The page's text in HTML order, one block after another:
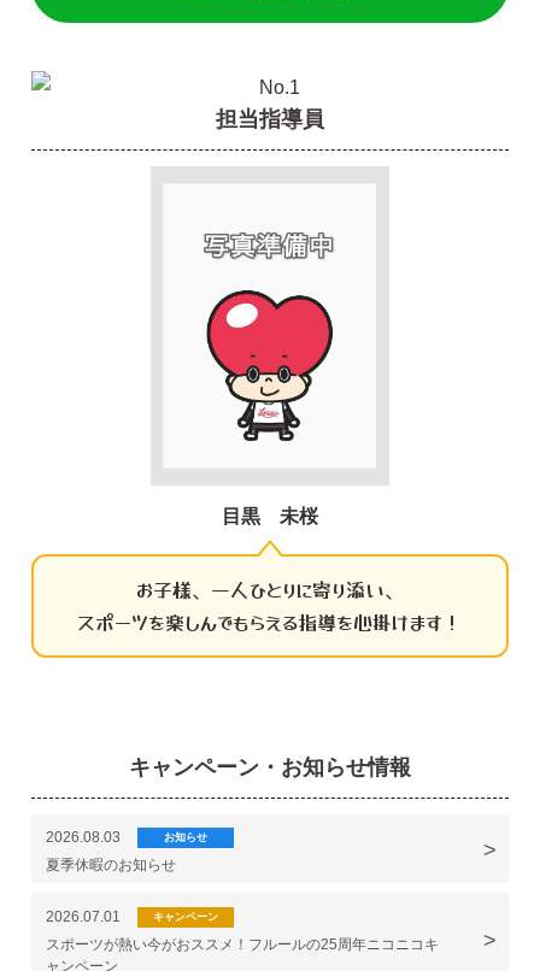
担当指導員
目黒 未桜
お子様、一人ひとりに寄り添い、
スポーツを楽しんでもらえる指導を心掛けます！
キャンペーン・お知らせ情報
2026.08.03 お知らせ
夏季休暇のお知らせ
2026.07.01 キャンペーン
スポーツが熱い今がおススメ！フルールの25周年ニコニコキ
ャンペーン